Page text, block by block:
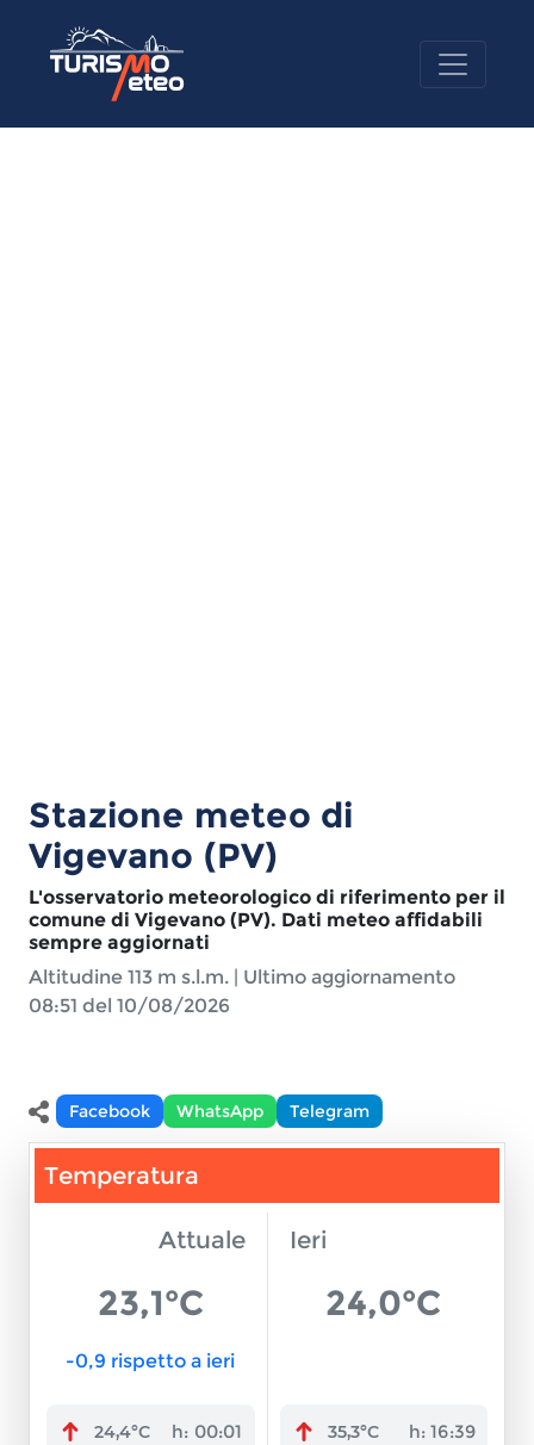
Stazione meteo di
Vigevano (PV)
L'osservatorio meteorologico di riferimento per il
comune di Vigevano (PV). Dati meteo affidabili
sempre aggiornati
Altitudine 113 m s.l.m. | Ultimo aggiornamento
08:51 del 10/08/2026
Condividi
Facebook WhatsApp Telegram
Temperatura
Attuale
23,1°C
-0,9 rispetto a ieri
24,4°C h: 00:01
Ieri
24,0°C
35,3°C h:16:39